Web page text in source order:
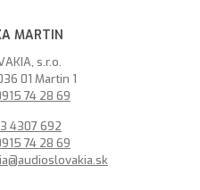
MARTIN
s.r.o.
01 Martin 1
74 28 69
4307 692
74 28 69